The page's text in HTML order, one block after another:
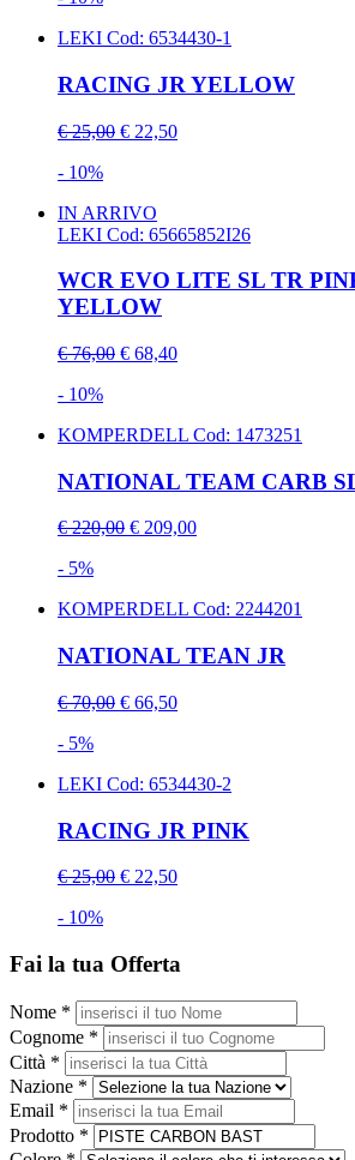
LEKI Cod: 6534430-1
RACING JR YELLOW
€ 25,00 € 22,50
- 10%
IN ARRIVO
LEKI Cod: 65665852I26
WCR EVO LITE SL TR
YELLOW
€ 76,00 € 68,40
- 10%
KOMPERDELL Cod: 1473251
NATIONAL TEAM CARB
€ 220,00 € 209,00
- 5%
KOMPERDELL Cod: 2244201
NATIONAL TEAN JR
€ 70,00 € 66,50
- 5%
LEKI Cod: 6534430-2
RACING JR PINK
€ 25,00 € 22,50
- 10%
Fai la tua Offerta
Nome *
Cognome *
Città *
Nazione *
Email *
Prodotto *